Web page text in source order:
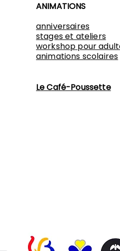
ANIMATIONS
anniversaires
stages et ateliers
workshop pour
animations scolaires
Le Café-Poussette